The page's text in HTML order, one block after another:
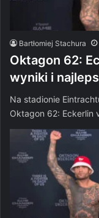
Bartłomiej Stachura
Oktagon 62:
wyniki i
Na stadionie
Oktagon 62: Eckerlin